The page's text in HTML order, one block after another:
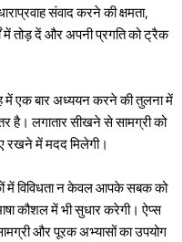
संवाद करने की क्षमता,
में तोड़ दें और अपनी प्रगति को ट्रैक
में एक बार अध्ययन करने की तुलना में
है। लगातार सीखने से सामग्री को
रखने में मदद मिलेगी।
में विविधता न केवल आपके सबक को
कौशल में भी सुधार करेगी। ऐप्स
और पूरक अभ्यासों का उपयोग